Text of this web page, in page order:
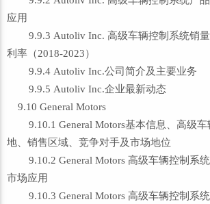
应用
9.9.3 Autoliv Inc. 高级车辆控制系统销量
利率（2018-2023）
9.9.4 Autoliv Inc.公司简介及主要业务
9.9.5 Autoliv Inc.企业最新动态
9.10 General Motors
9.10.1 General Motors基本信息、高级车
地、销售区域、竞争对手及市场地位
9.10.2 General Motors 高级车辆控制系统
市场应用
9.10.3 General Motors 高级车辆控制系统